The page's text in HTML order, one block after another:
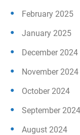
February 2025
January 2025
December 2024
November 2024
October 2024
September 2024
August 2024